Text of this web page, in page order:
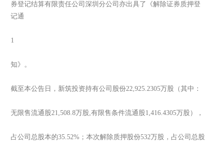
券登记结算有限责任公司深圳分公司亦出具了《解除证券质押登
记通
1
知》。
截至本公告日，新筑投资持有公司股份22,925.2305万股（其中：
无限售流通股21,508.8万股,有限售条件流通股1,416.4305万股），
占公司总股本的35.52%；本次解除质押股份532万股，占公司总股